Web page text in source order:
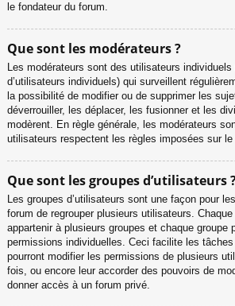
le fondateur du forum.
Que sont les modérateurs ?
Les modérateurs sont des utilisateurs individuels
d’utilisateurs individuels) qui surveillent
la possibilité de modifier ou de supprimer les
déverrouiller, les déplacer, les fusionner et les
modèrent. En règle générale, les modérateurs
utilisateurs respectent les règles imposées sur le
Que sont les groupes d’utilisateurs
Les groupes d’utilisateurs sont une façon pour
forum de regrouper plusieurs utilisateurs.
appartenir à plusieurs groupes et chaque groupe
permissions individuelles. Ceci facilite les
pourront modifier les permissions de plusieurs
fois, ou encore leur accorder des pouvoirs de
donner accès à un forum privé.